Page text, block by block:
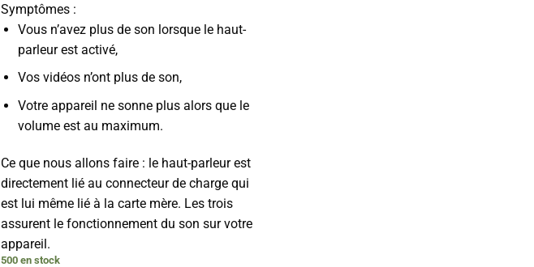
était :
139.00€.
est :
Symptômes :
Vous n’avez plus de son lorsque le haut-
parleur est activé,
Vos vidéos n’ont plus de son,
Votre appareil ne sonne plus alors que le
volume est au maximum.
Ce que nous allons faire : le haut-parleur est
directement lié au connecteur de charge qui
est lui même lié à la carte mère. Les trois
assurent le fonctionnement du son sur votre
appareil.
500 en stock